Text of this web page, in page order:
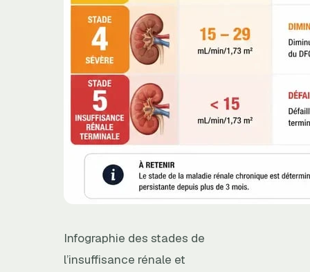
Infographie des stades de
l’insuffisance rénale et